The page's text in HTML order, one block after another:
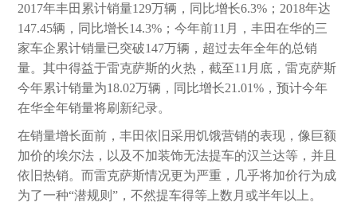
2017年丰田累计销量129万辆，同比增长6.3%；2018年达
147.45辆，同比增长14.3%；今年前11月，丰田在华的三
家车企累计销量已突破147万辆，超过去年全年的总销
量。其中得益于雷克萨斯的火热，截至11月底，雷克萨斯
今年累计销量为18.02万辆，同比增长21.01%，预计今年
在华全年销量将刷新纪录。
在销量增长面前，丰田依旧采用饥饿营销的表现，像巨额
加价的埃尔法，以及不加装饰无法提车的汉兰达等，并且
依旧热销。而雷克萨斯情况更为严重，几乎将加价行为成
为了一种“潜规则”，不然提车得等上数月或半年以上。